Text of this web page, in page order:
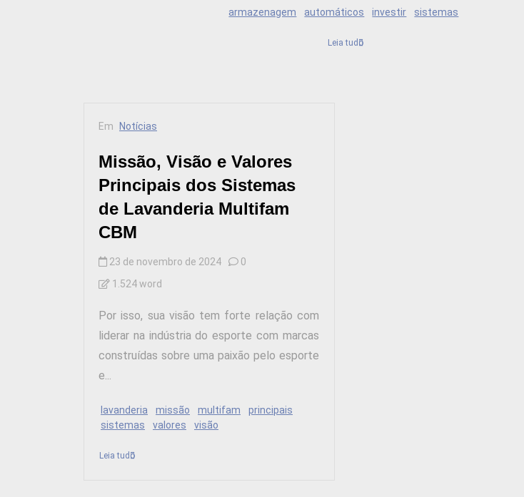
armazenagem automáticos investir sistemas
Leia tudo
Em Notícias
Missão, Visão e Valores
Principais dos Sistemas
de Lavanderia Multifam
CBM
23 de novembro de 2024
0
1.524 word
Por isso, sua visão tem forte relação com
liderar na indústria do esporte com marcas
construídas sobre uma paixão pelo esporte
e...
lavanderia missão multifam
principais
sistemas
valores visão
Leia tudo